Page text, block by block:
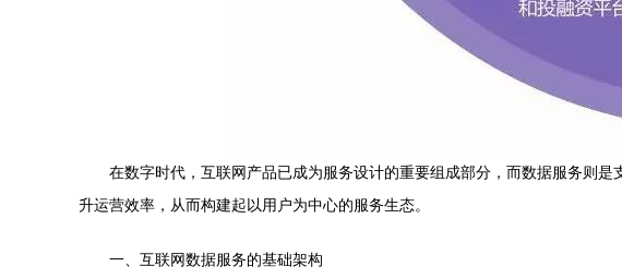
在数字时代，互联网产品已成为服务设计的重要组成部分，而数据服务则
升运营效率，从而构建起以用户为中心的服务生态。
一、互联网数据服务的基础架构